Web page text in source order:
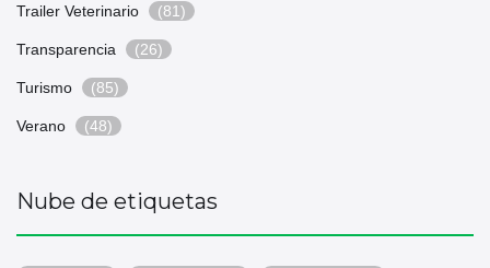
Trailer Veterinario (81)
Transparencia (26)
Turismo (85)
Verano (48)
Nube de etiquetas